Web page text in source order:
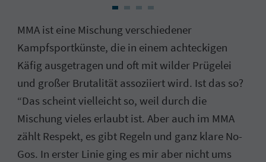
MMA ist eine Mischung verschiedener
Kampfsportkünste, die in einem achteckigen
Käfig ausgetragen und oft mit wilder Prügelei
und großer Brutalität assoziiert wird. Ist das so?
“Das scheint vielleicht so, weil durch die
Mischung vieles erlaubt ist. Aber auch im MMA
zählt Respekt, es gibt Regeln und ganz klare No-
Gos. In erster Linie ging es mir aber nicht ums